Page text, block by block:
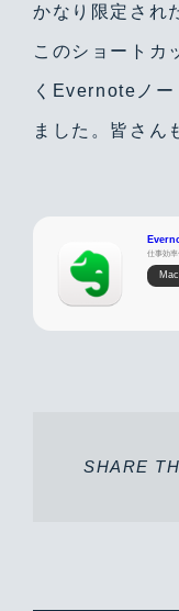
かなり限定され
このショートカ
くEvernoteノー
ました。皆さん
仕事効
SHARE